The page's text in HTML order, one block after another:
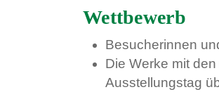
Wettbewerb
Besucherinnen
Die Werke mit
Ausstellungstag